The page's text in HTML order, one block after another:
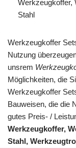
Werkzeugkoffer,
Stahl
Werkzeugkoffer
Nutzung
unsrem
Möglichkeiten, die
Werkzeugkoffer
Bauweisen, die die
gutes Preis- /
Werkzeugkoffer,
Stahl,